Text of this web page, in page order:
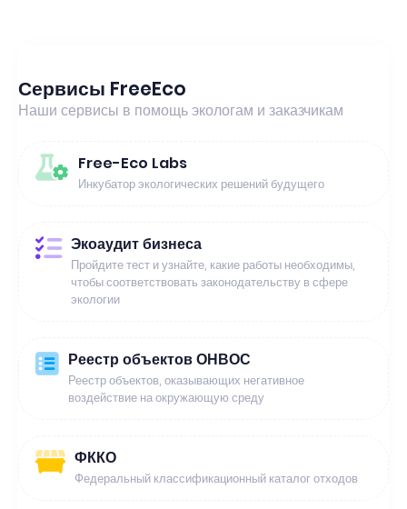
Сервисы FreeEco
Наши сервисы в помощь экологам и заказчикам
Free-Eco Labs
Инкубатор экологических решений будущего
Экоаудит бизнеса
Пройдите тест и узнайте, какие работы необходимы,
чтобы соответствовать законодательству в сфере
экологии
Реестр объектов ОНВОС
Реестр объектов, оказывающих негативное
воздействие на окружающую среду
ФККО
Федеральный классификационный каталог отходов